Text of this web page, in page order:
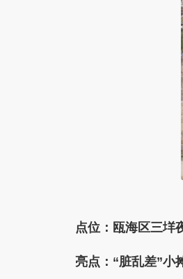
点位：瓯海区三垟
亮点：“脏乱差”小